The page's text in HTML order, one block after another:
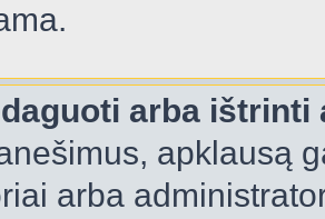
arba ištrinti
apklausą
arba